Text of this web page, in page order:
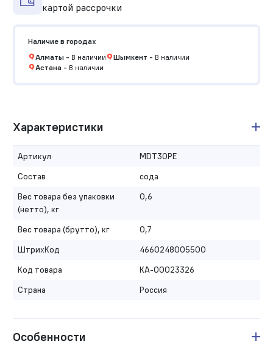
картой рассрочки
Наличие в городах
Алматы- В наличии Шымкент - В наличии
Астана- В наличии
Характеристики
Артикул
MDT30PE
Состав
сода
Вес товара без упаковки
(нетто), кг
0,6
Вес товара (брутто), кг
0,7
ШтрихКод
4660248005500
Код товара
КА-00023326
Страна
Россия
Особенности